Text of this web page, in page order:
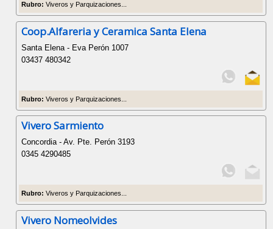
Rubro: Viveros y Parquizaciones...
Coop.Alfareria y Ceramica Santa Elena
Santa Elena - Eva Perón 1007
03437 480342
Rubro: Viveros y Parquizaciones...
Vivero Sarmiento
Concordia - Av. Pte. Perón 3193
0345 4290485
Rubro: Viveros y Parquizaciones...
Vivero Nomeolvides